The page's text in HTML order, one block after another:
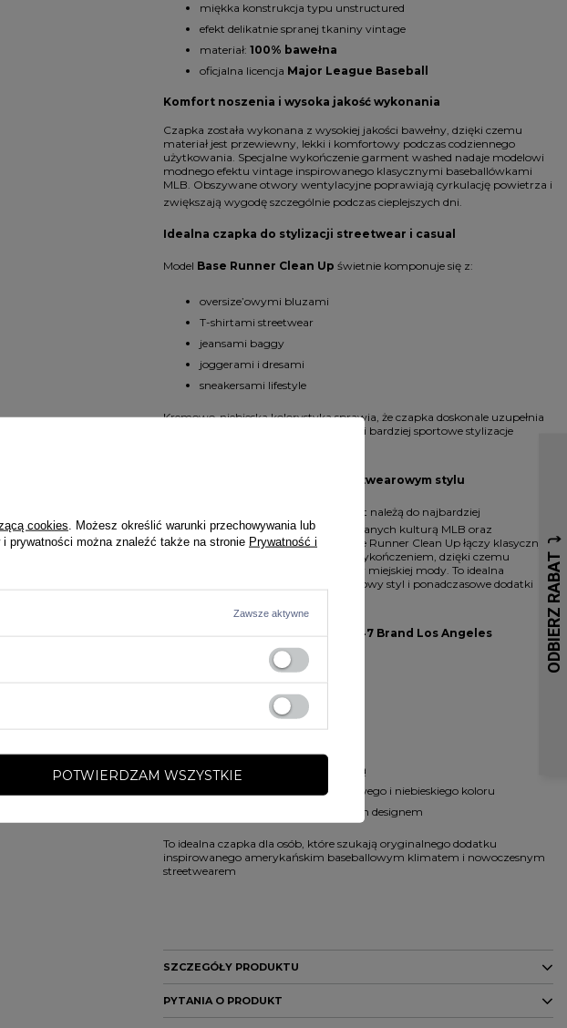
miękka konstrukcja typu unstructured
efekt delikatnie spranej tkaniny vintage
materiał: 100% bawełna
oficjalna licencja Major League Baseball
Komfort noszenia i wysoka jakość wykonania
Czapka została wykonana z wysokiej jakości bawełny, dzięki czemu
materiał jest przewiewny, lekki i komfortowy podczas codziennego
użytkowania. Specjalne wykończenie garment washed nadaje modelowi
modnego efektu vintage inspirowanego klasycznymi baseballówkami
MLB. Obszywane otwory wentylacyjne poprawiają cyrkulację powietrza i
zwiększają wygodę szczególnie podczas cieplejszych dni.
Idealna czapka do stylizacji streetwear i casual
Model Base Runner Clean Up świetnie komponuje się z:
oversize’owymi bluzami
T-shirtami streetwear
jeansami baggy
joggerami i dresami
sneakersami lifestyle
Kremowo-niebieska kolorystyka sprawia, że czapka doskonale uzupełnia
zarówno minimalistyczne outfity, jak i bardziej sportowe stylizacje
Baseballowy klasyk MLB w streetwearowym stylu
od lat należą do najbardziej
rozpoznawalnych dodatków inspirowanych kulturą MLB oraz
światowym streetwearem. Model Base Runner Clean Up łączy klasyczny
baseballowy fason z modnym retro wykończeniem, dzięki czemu
świetnie wpisuje się w aktualne trendy miejskiej mody. To idealna
propozycja dla osób, które cenią sportowy styl i ponadczasowe dodatki
Dlaczego warto wybrać czapkę 47 Brand Los Angeles
kultowym stylem MLB
wygodnym fasonem dad cap
lekką i komfortową konstrukcją
modnym połączeniem kremowego i niebieskiego koloru
uniwersalnym streetwearowym designem
To idealna czapka dla osób, które szukają oryginalnego dodatku
inspirowanego amerykańskim baseballowym klimatem i nowoczesnym
streetwearem
SZCZEGÓŁY PRODUKTU
Marka 47 Brand
PYTANIA O PRODUKT
cookies . Możesz określić warunki przechowywania lub
prywatności można znaleźć także na stronie Prywatność i
Zawsze aktywne
POTWIERDZAM WSZYSTKIE